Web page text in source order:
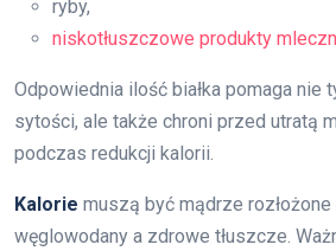
ryby,
niskotłuszczowe produkty
Odpowiednia ilość białka pomaga nie
sytości, ale także chroni przed utratą
podczas redukcji kalorii.
Kalorie muszą być mądrze
węglowodany a zdrowe tłuszcze.